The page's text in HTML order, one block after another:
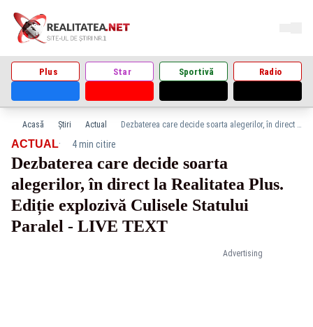
Plus Star Sportivă Radio
Acasă Știri Actual Dezbaterea care decide soarta alegerilor, în direct la Realitatea Plus. Ediție explozivă Culisele Statului Paralel - LIVE TEXT
Advertising
ACTUAL· 4 min citire
Dezbaterea care decide soarta
alegerilor, în direct la Realitatea Plus.
Ediție explozivă Culisele Statului
Paralel - LIVE TEXT